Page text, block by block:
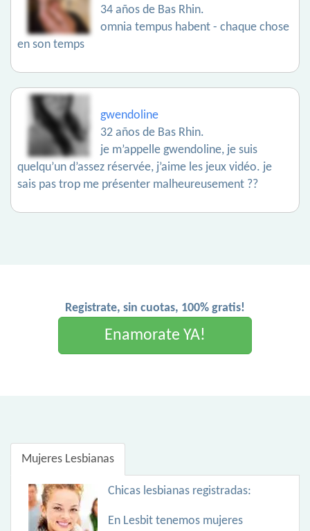
34 años de Bas Rhin.
omnia tempus habent - chaque chose
en son temps
gwendoline
32 años de Bas Rhin.
je m’appelle gwendoline, je suis
quelqu’un d’assez réservée, j’aime les jeux vidéo. je
sais pas trop me présenter malheureusement ??
Registrate, sin cuotas, 100% gratis!
Enamorate YA!
Mujeres Lesbianas
Chicas lesbianas registradas:
En Lesbit tenemos mujeres